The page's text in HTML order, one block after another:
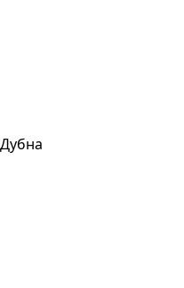
Дубна